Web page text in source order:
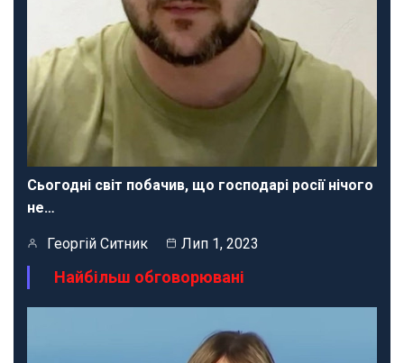
Сьогодні світ побачив, що господарі росії нічого
не…
Георгій Ситник Лип 1, 2023
Найбільш обговорювані